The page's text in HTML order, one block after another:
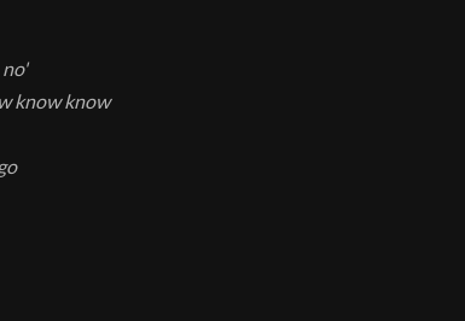
no'
know know